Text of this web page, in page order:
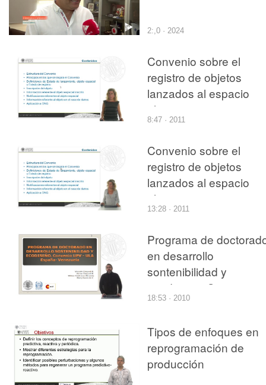
2:,0 · 2024
Convenio sobre el
registro de objetos
lanzados al espacio
ultraterrestre
8:47 · 2011
Convenio sobre el
registro de objetos
lanzados al espacio
ultraterrestre
13:28 · 2011
Programa de
en desarrollo
sontenibilidad y
ecodiseño. Convenio
UPV - ULA. España -
18:53 · 2010
Tipos de enfoques en
reprogramación de
producción